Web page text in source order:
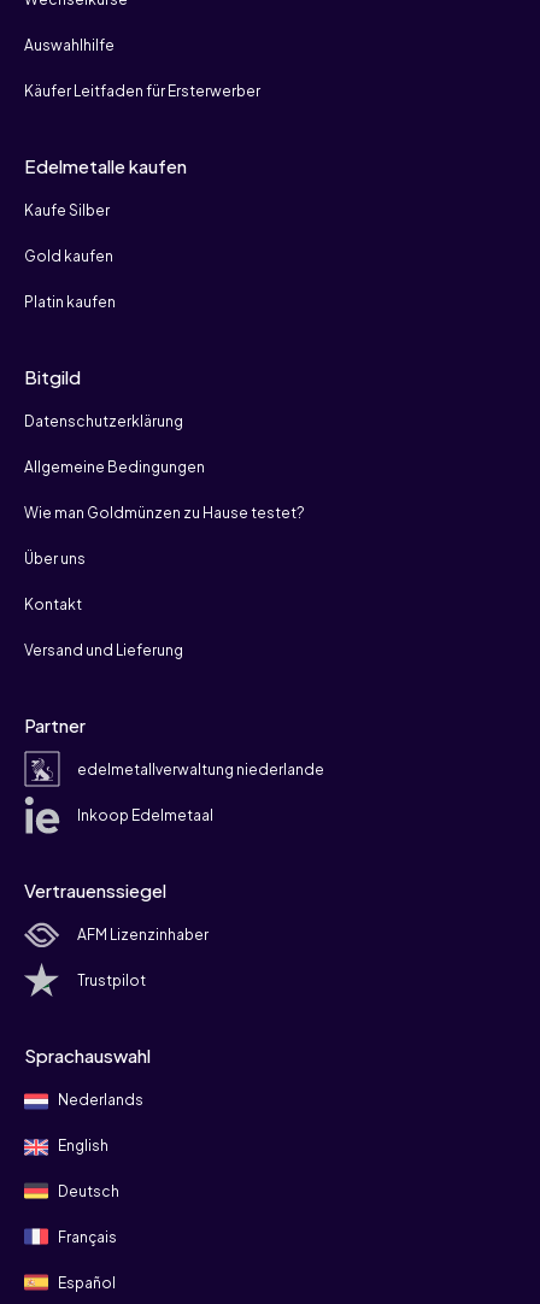
Auswahlhilfe
Käufer Leitfaden für Ersterwerber
Edelmetalle kaufen
Kaufe Silber
Gold kaufen
Platin kaufen
Bitgild
Datenschutzerklärung
Allgemeine Bedingungen
Wie man Goldmünzen zu Hause testet?
Über uns
Kontakt
Versand und Lieferung
Partner
edelmetallverwaltung niederlande
Inkoop Edelmetaal
Vertrauenssiegel
AFM Lizenzinhaber
Trustpilot
Sprachauswahl
Nederlands
English
Deutsch
Français
Español